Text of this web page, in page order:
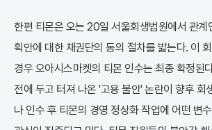
한편 티몬은 오는 20일 서울회생법원에서 관계
획안에 대한 채권단의 동의 절차를 밟는다. 이
경우 오아시스마켓의 티몬 인수는 최종 확정된
전에 두고 터져 나온 '고용 불안' 논란이 향후 회
나 인수 후 티몬의 경영 정상화 작업에 어떤 변